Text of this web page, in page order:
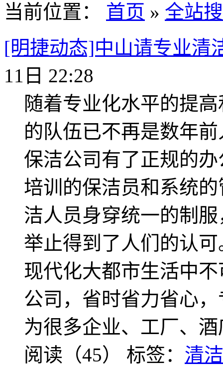
当前位置：
首页 » 全站
[明捷动态]中山请专业清
11日 22:28
随着专业化水平的提
的队伍已不再是数年
保洁公司有了正规的
培训的保洁员和系统
洁人员身穿统一的制
举止得到了人们的认
现代化大都市生活中
公司，省时省力省心
为很多企业、工厂、
阅读（45） 标签： 清